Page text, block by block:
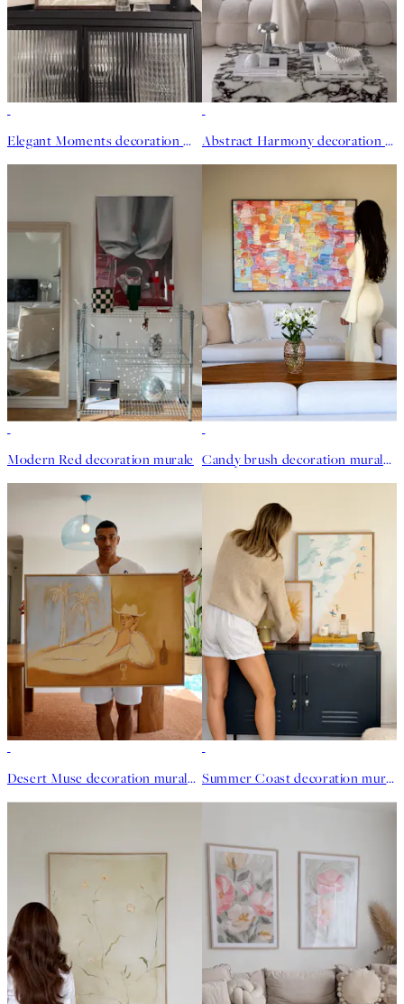
Elegant Moments decoration murale Abstract Harmony decoration murale
Modern Red decoration murale Candy brush decoration murale - Belmz
Desert Muse decoration murale - Aaron_nk Summer Coast decoration murale - Sophieemlamb